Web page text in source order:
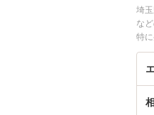
埼
な
特
用
弁